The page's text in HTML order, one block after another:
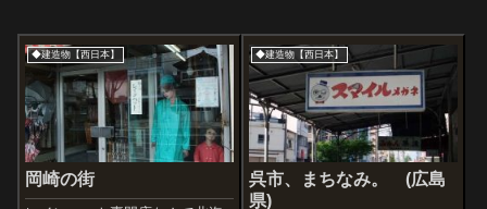
◆建造物【西日本】
岡崎の街
◆建造物【西日本】
呉市、まちなみ。 (広島
県)